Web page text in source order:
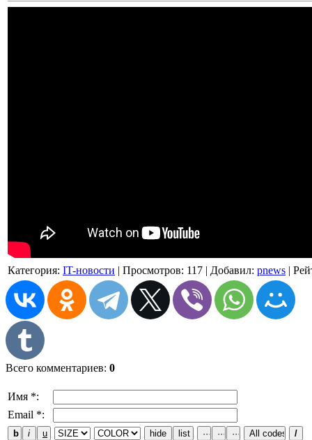
Категория: IT-новости | Просмотров: 117 | Добавил: pnews |
Всего комментариев: 0
Имя *:
Email *: